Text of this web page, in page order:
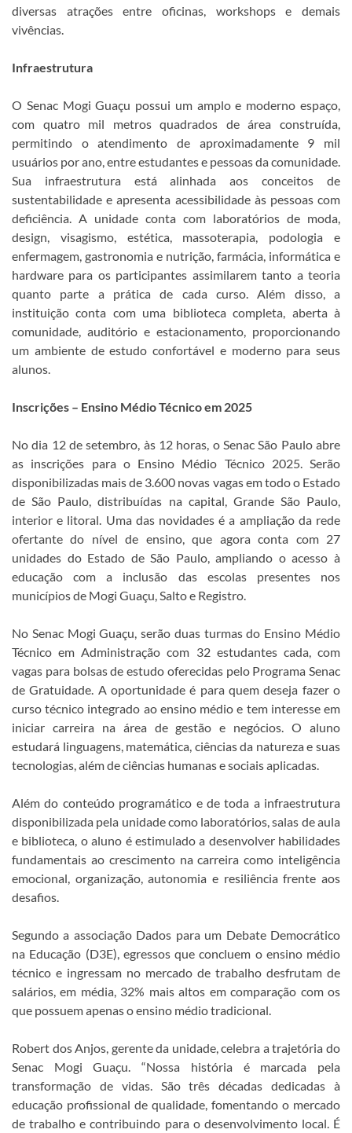
diversas atrações entre oficinas, workshops e demais
vivências.
Infraestrutura
O Senac Mogi Guaçu possui um amplo e moderno espaço,
com quatro mil metros quadrados de área construída,
permitindo o atendimento de aproximadamente 9 mil
usuários por ano, entre estudantes e pessoas da comunidade.
Sua infraestrutura está alinhada aos conceitos de
sustentabilidade e apresenta acessibilidade às pessoas com
deficiência. A unidade conta com laboratórios de moda,
design, visagismo, estética, massoterapia, podologia e
enfermagem, gastronomia e nutrição, farmácia, informática e
hardware para os participantes assimilarem tanto a teoria
quanto parte a prática de cada curso. Além disso, a
instituição conta com uma biblioteca completa, aberta à
comunidade, auditório e estacionamento, proporcionando
um ambiente de estudo confortável e moderno para seus
alunos.
Inscrições – Ensino Médio Técnico em 2025
No dia 12 de setembro, às 12 horas, o Senac São Paulo abre
as inscrições para o Ensino Médio Técnico 2025. Serão
disponibilizadas mais de 3.600 novas vagas em todo o Estado
de São Paulo, distribuídas na capital, Grande São Paulo,
interior e litoral. Uma das novidades é a ampliação da rede
ofertante do nível de ensino, que agora conta com 27
unidades do Estado de São Paulo, ampliando o acesso à
educação com a inclusão das escolas presentes nos
municípios de Mogi Guaçu, Salto e Registro.
No Senac Mogi Guaçu, serão duas turmas do Ensino Médio
Técnico em Administração com 32 estudantes cada, com
vagas para bolsas de estudo oferecidas pelo Programa Senac
de Gratuidade. A oportunidade é para quem deseja fazer o
curso técnico integrado ao ensino médio e tem interesse em
iniciar carreira na área de gestão e negócios. O aluno
estudará linguagens, matemática, ciências da natureza e suas
tecnologias, além de ciências humanas e sociais aplicadas.
Além do conteúdo programático e de toda a infraestrutura
disponibilizada pela unidade como laboratórios, salas de aula
e biblioteca, o aluno é estimulado a desenvolver habilidades
fundamentais ao crescimento na carreira como inteligência
emocional, organização, autonomia e resiliência frente aos
desafios.
Segundo a associação Dados para um Debate Democrático
na Educação (D3E), egressos que concluem o ensino médio
técnico e ingressam no mercado de trabalho desfrutam de
salários, em média, 32% mais altos em comparação com os
que possuem apenas o ensino médio tradicional.
Robert dos Anjos, gerente da unidade, celebra a trajetória do
Senac Mogi Guaçu. “Nossa história é marcada pela
transformação de vidas. São três décadas dedicadas à
educação profissional de qualidade, fomentando o mercado
de trabalho e contribuindo para o desenvolvimento local. É